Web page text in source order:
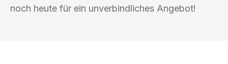
noch heute für ein unverbindliches Angebot!